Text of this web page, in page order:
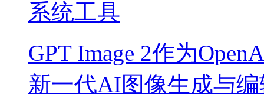
系统工具
GPT Image 2作为
新一代AI图像生成与